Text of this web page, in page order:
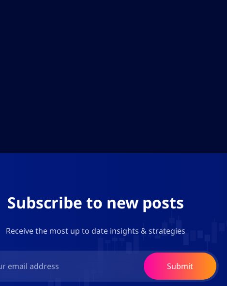
Subscribe to new posts
Receive the most up to date insights & strategies